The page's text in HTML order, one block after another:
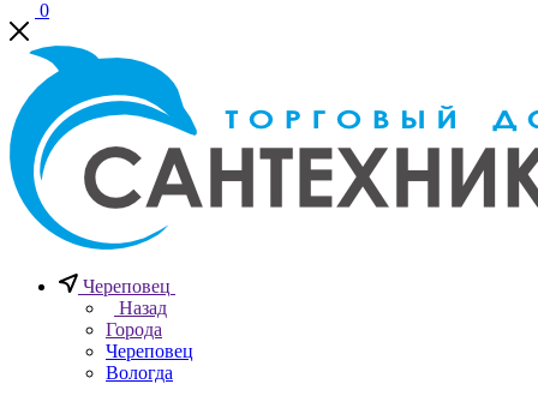
0
Череповец
Назад
Города
Череповец
Вологда